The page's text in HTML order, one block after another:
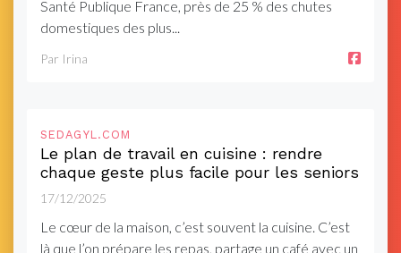
Santé Publique France, près de 25 % des chutes
domestiques des plus...
Par Irina
SEDAGYL.COM
Le plan de travail en cuisine : rendre
chaque geste plus facile pour les seniors
17/12/2025
Le cœur de la maison, c’est souvent la cuisine. C’est
là que l’on prépare les repas, partage un café avec un